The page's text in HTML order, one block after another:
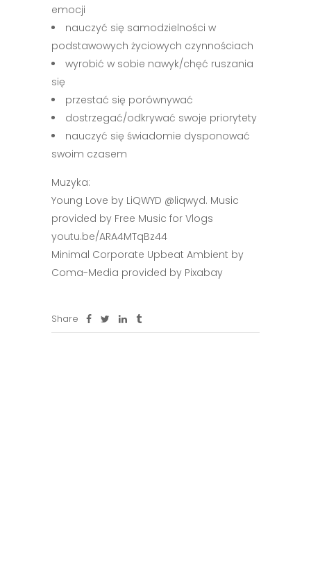
emocji
nauczyć się samodzielności w
podstawowych życiowych czynnościach
wyrobić w sobie nawyk/chęć ruszania
się
przestać się porównywać
dostrzegać/odkrywać swoje priorytety
nauczyć się świadomie dysponować
swoim czasem
Muzyka:
Young Love by LiQWYD @liqwyd. Music
provided by Free Music for Vlogs
youtu.be/ARA4MTqBz44
Minimal Corporate Upbeat Ambient by
Coma-Media provided by Pixabay
Share